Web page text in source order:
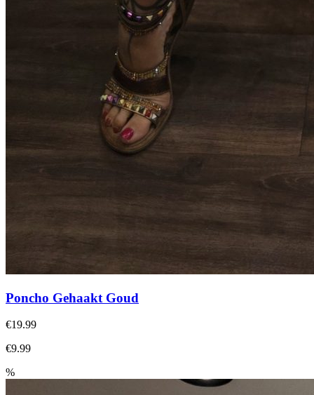
Poncho Gehaakt Goud
€19.99
€9.99
%